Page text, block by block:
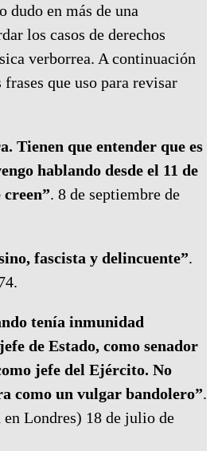
dudo en más de una
los casos de derechos
verborrea. A continuación
que uso para revisar
Tienen que entender que es
hablando desde el 11 de
. 8 de septiembre de
fascista y delincuente”.
tenía inmunidad
de Estado, como senador
jefe del Ejército. No
como un vulgar bandolero”.
en Londres) 18 de julio de